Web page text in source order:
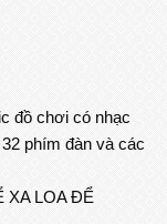
đồ chơi có nhạc
phím đàn và các
XA LOA ĐỂ